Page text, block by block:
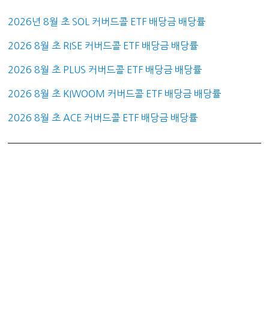
2026년 8월 초 SOL 커버드콜 ETF 배당금 배당률
2026 8월 초 RISE 커버드콜 ETF 배당금 배당률
2026 8월 초 PLUS 커버드콜 ETF 배당금 배당률
2026 8월 초 KIWOOM 커버드콜 ETF 배당금 배당률
2026 8월 초 ACE 커버드콜 ETF 배당금 배당률